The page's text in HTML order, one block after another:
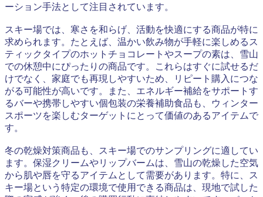
ーション手法として注目されています。
スキー場では、寒さを和らげ、活動を快適にする商品が特に
求められます。たとえば、温かい飲み物が手軽に楽しめるス
ティックタイプのホットチョコレートやスープの素は、雪山
での休憩中にぴったりの商品です。これらはすぐに試せるだ
けでなく、家庭でも再現しやすいため、リピート購入につな
がる可能性が高いです。また、エネルギー補給をサポートす
るバーや携帯しやすい個包装の栄養補助食品も、ウィンター
スポーツを楽しむターゲットにとって価値のあるアイテムで
す。
冬の乾燥対策商品も、スキー場でのサンプリングに適してい
ます。保湿クリームやリップバームは、雪山の乾燥した空気
から肌や唇を守るアイテムとして需要があります。特に、ス
キー場という特定の環境で使用できる商品は、現地で試した